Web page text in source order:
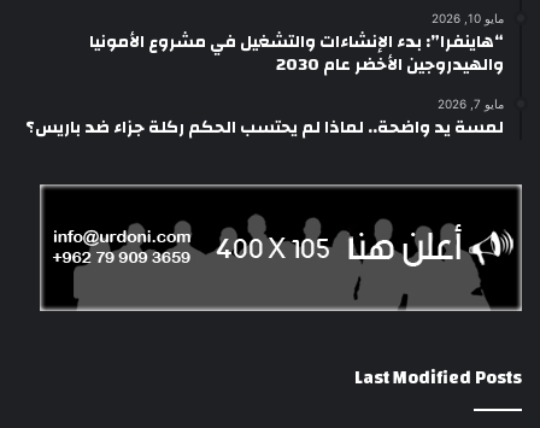
مايو 10, 2026
“هاينفرا”: بدء الإنشاءات والتشغيل في مشروع الأمونيا
والهيدروجين الأخضر عام 2030
مايو 7, 2026
لمسة يد واضحة.. لماذا لم يحتسب الحكم ركلة جزاء ضد باريس؟
Last Modified Posts